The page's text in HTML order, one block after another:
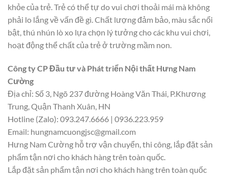
khỏe của trẻ. Trẻ có thể tự do vui chơi thoải mái mà không
phải lo lắng về vấn đề gì. Chất lượng đảm bảo, màu sắc nổi
bật, thú nhún lò xo lựa chọn lý tưởng cho các khu vui chơi,
hoạt động thể chất của trẻ ở trường mầm non.
Công ty CP Đầu tư và Phát triển Nội thất Hưng Nam
Cường
Địa chỉ: Số 3, Ngõ 237 đường Hoàng Văn Thái, P.Khương
Trung, Quận Thanh Xuân, HN
Hotline (Zalo): 093.247.6666 | 0936.223.959
Email: hungnamcuongjsc@gmail.com
Hưng Nam Cường hỗ trợ vận chuyển, thi công, lắp đặt sản
phẩm tận nơi cho khách hàng trên toàn quốc.
Lắp đặt sản phẩm tận nơi cho khách hàng trên toàn quốc